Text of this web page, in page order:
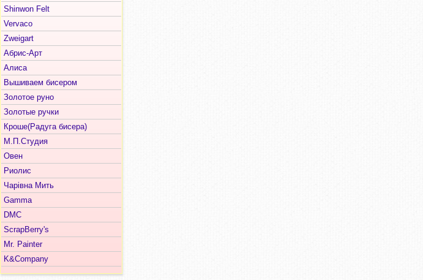
Shinwon Felt
Vervaco
Zweigart
Абрис-Арт
Алиса
Вышиваем бисером
Золотое руно
Золотые ручки
Кроше(Радуга бисера)
М.П.Студия
Овен
Риолис
Чарiвна Мить
Gamma
DMC
ScrapBerry's
Mr. Painter
K&Company